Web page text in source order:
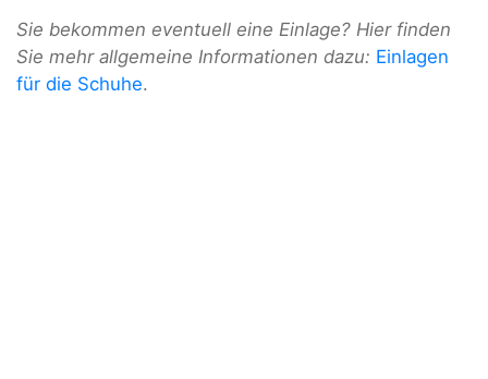
Sie bekommen eventuell eine Einlage? Hier finden
Sie mehr allgemeine Informationen dazu: Einlagen
für die Schuhe.